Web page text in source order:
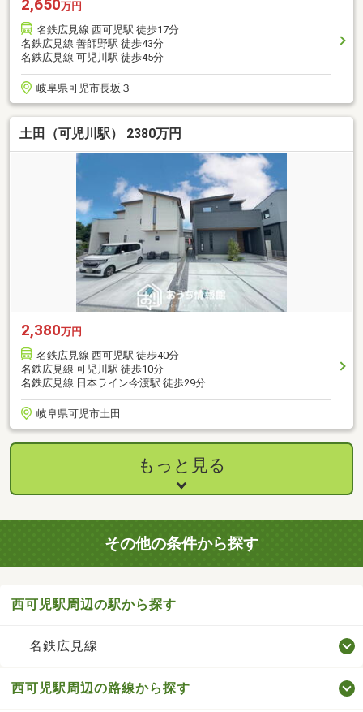
2,650万円
名鉄広見線 西可児駅 徒歩17分
名鉄広見線 善師野駅 徒歩43分
名鉄広見線 可児川駅 徒歩45分
岐阜県可児市長坂３
土田（可児川駅） 2380万円
2,380万円
名鉄広見線 西可児駅 徒歩40分
名鉄広見線 可児川駅 徒歩10分
名鉄広見線 日本ライン今渡駅 徒歩29分
岐阜県可児市土田
もっと見る
その他の条件から探す
西可児駅周辺の駅から探す
名鉄広見線
西可児駅周辺の路線から探す